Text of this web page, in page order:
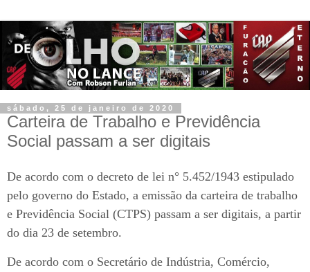
sábado, 25 de janeiro de 2020
Carteira de Trabalho e Previdência
Social passam a ser digitais
De acordo com o decreto de lei n° 5.452/1943 estipulado
pelo governo do Estado, a emissão da carteira de trabalho
e Previdência Social (CTPS) passam a ser digitais, a partir
do dia 23 de setembro.
De acordo com o Secretário de Indústria, Comércio,